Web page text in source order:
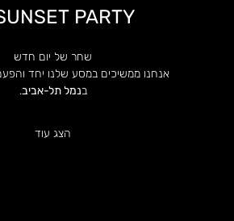
PARTY​
שחר של יום חדש
אנחנו ממשיכים במסע שלנו יחד והפעם
בנמל תל-אביב.
הצג עוד